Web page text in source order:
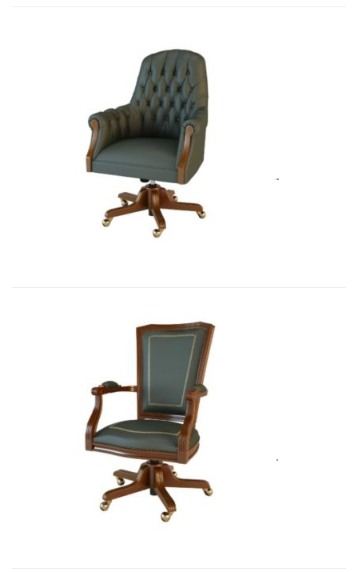
Art&Moble 01013GB Кресло конфиде...
7 692,51€
Art&Moble 01002 Кресло вращающе...
5 575,71 €